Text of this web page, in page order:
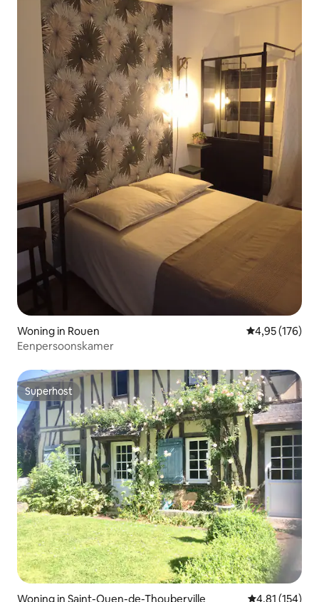
Woning in Rouen Gemiddelde
4,95 (176)
Eenpersoonskamer
Superhost
Superhost
Woning in Saint-Ouen-de-Thouberville Gemiddelde
4,81 (154)